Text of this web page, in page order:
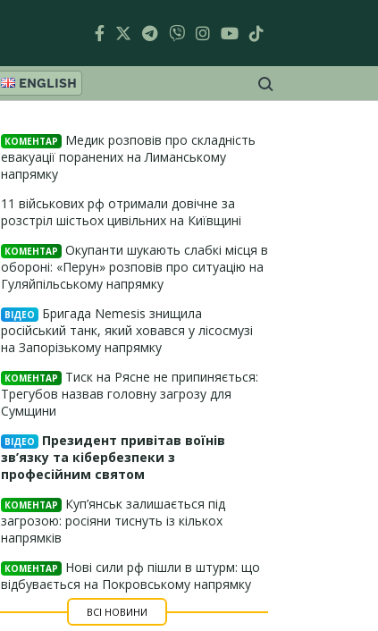
ENGLISH
КОМЕНТАР
Медик розповів про складність
евакуації поранених на Лиманському
напрямку
11 військових рф отримали довічне за
розстріл шістьох цивільних на Київщині
КОМЕНТАР
Окупанти шукають слабкі місця в
обороні: «Перун» розповів про ситуацію на
Гуляйпільському напрямку
ВІДЕО
Бригада Nemesis знищила
російський танк, який ховався у лісосмузі
на Запорізькому напрямку
КОМЕНТАР
Тиск на Рясне не припиняється:
Трегубов назвав головну загрозу для
Сумщини
ВІДЕО
Президент привітав воїнів
зв’язку та кібербезпеки з
професійним святом
КОМЕНТАР
Куп’янськ залишається під
загрозою: росіяни тиснуть із кількох
напрямків
КОМЕНТАР
Нові сили рф пішли в штурм: що
відбувається на Покровському напрямку
ВСІ НОВИНИ